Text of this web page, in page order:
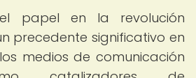
papel en la revolución
precedente significativo en
medios de comunicación